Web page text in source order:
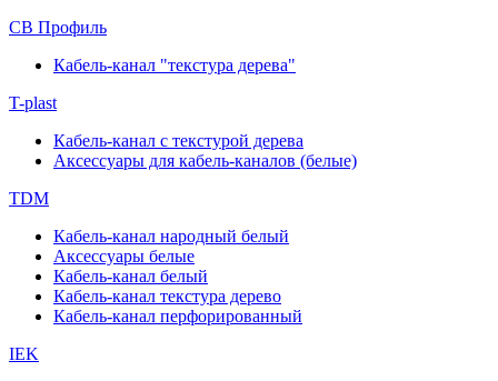
СВ Профиль
Кабель-канал "текстура дерева"
T-plast
Кабель-канал с текстурой дерева
Аксессуары для кабель-каналов (белые)
TDM
Кабель-канал народный белый
Аксессуары белые
Кабель-канал белый
Кабель-канал текстура дерево
Кабель-канал перфорированный
IEK